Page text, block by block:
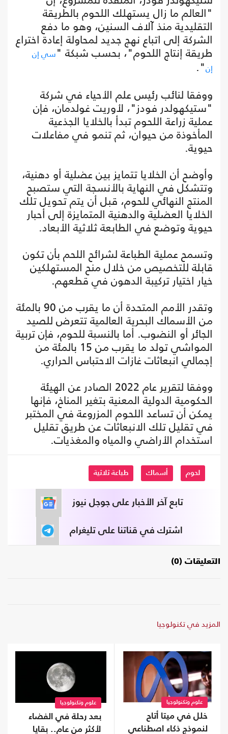
"العالم ما زال يستهلك اللحوم بالطريقة
التقليدية منذ آلاف السنين، وهو ما دفع
الشركة إلى اتباع نهج جديد لمحاولة إعادة اختراع
طريقة إنتاج اللحوم"، بحسب شبكة "سي إن
إن".
ووفقا لنائب رئيس علم الأحياء في شركة
"ستيكهولدر فودز"، لأوريت غولدمان، فإن
عملية زراعة اللحوم تبدأ بالخلايا الجذعية
المأخوذة من حيوان، ثم تنمو في مفاعلات
حيوية.
وأوضح أن الخلايا تتمايز بين عضلية أو دهنية،
وتتشكل في النهاية بالأنسجة التي ستصبح
المنتج النهائي للحوم، قبل أن يتم تحويل تلك
الخلايا العضلية والدهنية المتمايزة إلى أحبار
حيوية وتوضع في الطابعة ثلاثية الأبعاد.
وتسمح عملية الطباعة لشرائح اللحم بأن تكون
قابلة للتخصيص من خلال منح المستهلكين
خيار اختيار تركيبة الدهون في قطعهم.
وتقدر الأمم المتحدة أن ما يقرب من 90 بالمئة
من الأسماك البحرية العالمية تتعرض للصيد
الجائر أو النضوب. أما بالنسبة للحوم، فإن تربية
المواشي تولد ما يقرب من 15 بالمئة من
إجمالي انبعاثات غازات الاحتباس الحراري.
ووفقا لتقرير عام 2022 الصادر عن الهيئة
الحكومية الدولية المعنية بتغير المناخ، فإنها
يمكن أن تساعد اللحوم المزروعة في المختبر
في تقليل تلك الانبعاثات عن طريق تقليل
استخدام الأراضي والمياه والمغذيات.
لحوم أسماك طباعة ثلاثية
تابع آخر الأخبار على جوجل نيوز
اشترك في قناتنا على تليغرام
التعليقات (0)
المزيد في تكنولوجيا
علوم وتكنولوجيا
خلل في ميتا أتاح
لنموذج ذكاء اصطناعي
علوم وتكنولوجيا
بعد رحلة في الفضاء
لأكثر من عام.. بقايا